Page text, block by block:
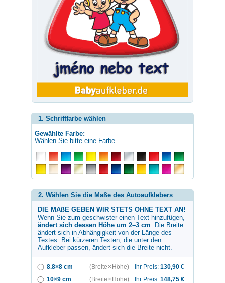
1. Schriftfarbe wählen
Gewählte Farbe:
Wählen Sie bitte eine Farbe
2. Wählen Sie die Maße des Autoaufklebers
DIE MAßE GEBEN WIR STETS OHNE TEXT AN!
Wenn Sie zum geschwistereinen Text hinzufügen,
ändert sich dessen Höhe um 2–3 cm . Die Breite
ändert sich in Abhängigkeit von der Länge des
Textes. Bei kürzeren Texten, die unter den
Aufkleber passen, ändert sich die Breite nicht.
8.8×8 cm (Breite × Höhe) Ihr Preis: 130,90 €
10×9 cm
(Breite × Höhe) Ihr Preis: 148,75 €